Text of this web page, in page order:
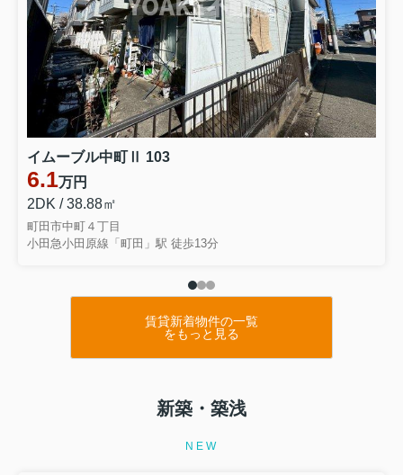
イムーブル中町Ⅱ 103
6.1万円
2DK / 38.88㎡
町田市中町４丁目
小田急小田原線「町田」駅 徒歩13分
賃貸新着物件の一覧
をもっと見る
新築・築浅
NEW